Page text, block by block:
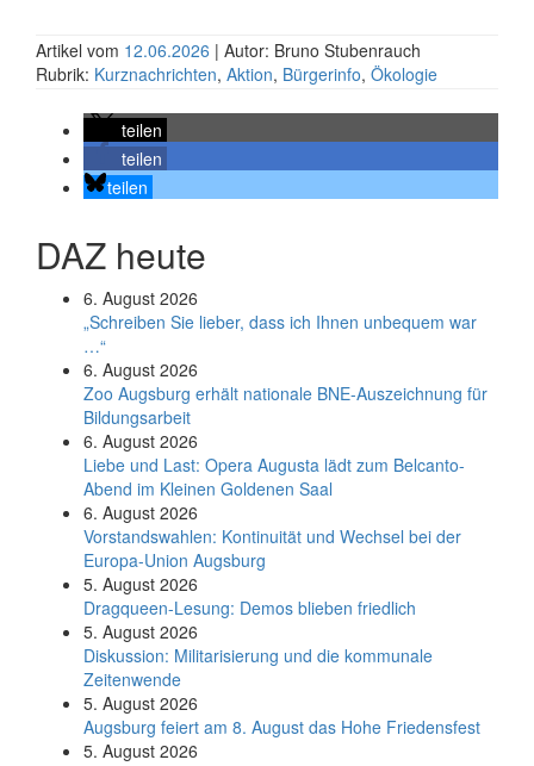
Artikel vom 12.06.2026 | Autor: Bruno Stubenrauch
Rubrik: Kurznachrichten, Aktion, Bürgerinfo, Ökologie
teilen
teilen
teilen
DAZ heute
6. August 2026
„Schreiben Sie lieber, dass ich Ihnen unbequem war
…“
6. August 2026
Zoo Augsburg erhält nationale BNE-Auszeichnung für
Bildungsarbeit
6. August 2026
Liebe und Last: Opera Augusta lädt zum Belcanto-
Abend im Kleinen Goldenen Saal
6. August 2026
Vorstandswahlen: Kontinuität und Wechsel bei der
Europa-Union Augsburg
5. August 2026
Dragqueen-Lesung: Demos blieben friedlich
5. August 2026
Diskussion: Mi­li­ta­ri­sie­rung und die kommunale
Zeitenwende
5. August 2026
Augsburg feiert am 8. August das Hohe Friedensfest
5. August 2026